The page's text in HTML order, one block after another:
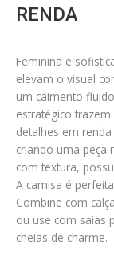
RENDA
Feminina e
elevam o visual
um caimento
estratégico
detalhes em
criando uma peça
com textura,
A camisa é
Combine com
ou use com saias
cheias de charme.